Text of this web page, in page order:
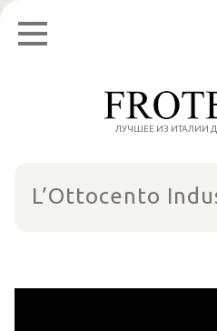
Skip
content
ЛУЧШЕЕ ИЗ ИТАЛИИ
L’Ottocento